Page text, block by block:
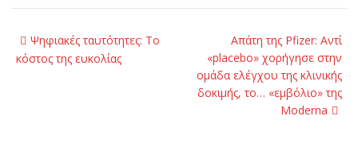
Post
navigation
Ψηφιακές ταυτότητες: Το
κόστος της ευκολίας
Απάτη της Pfizer: Αντί
«placebo» χορήγησε στην
ομάδα ελέγχου της κλινικής
δοκιμής, το… «εμβόλιο» της
Moderna